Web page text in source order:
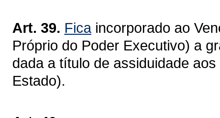
Art. 39. Ficaincorporado ao
Próprio do Poder Executivo) a
dada a título de assiduidade
Estado).